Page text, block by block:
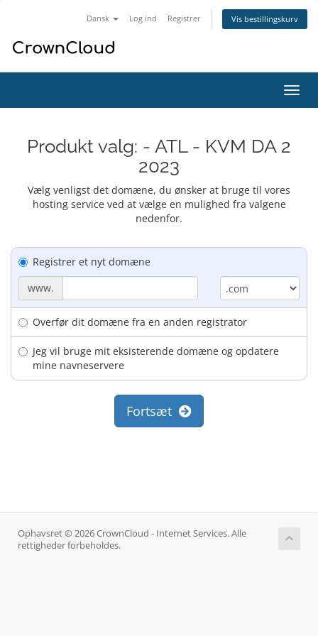
Dansk Log ind Registrer Vis bestillingskurv
Skift
Produkt valg: - ATL - KVM DA 2
2023
Vælg venligst det domæne, du ønsker at bruge til vores
hosting service ved at vælge en mulighed fra valgene
nedenfor.
Registrer et nyt domæne
www.
Overfør dit domæne fra en anden registrator
Jeg vil bruge mit eksisterende domæne og opdatere
mine navneservere
Fortsæt
Ophavsret © 2026 CrownCloud - Internet Services. Alle
rettigheder forbeholdes.